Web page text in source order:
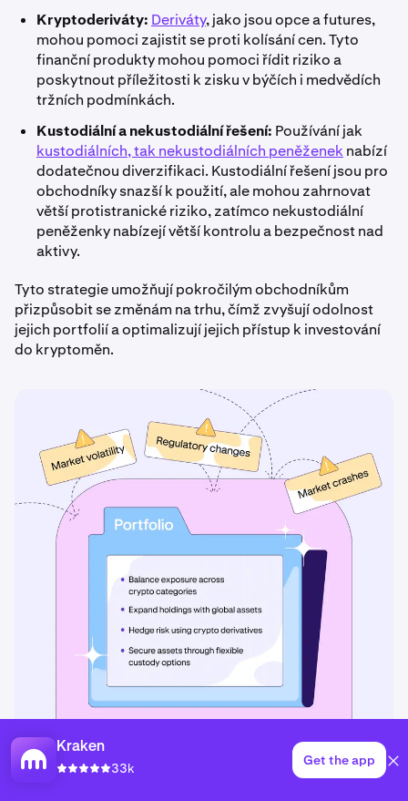
Kraken
33k Get the app
Kryptoderiváty: Deriváty, jako jsou opce a futures,
mohou pomoci zajistit se proti kolísání cen. Tyto
finanční produkty mohou pomoci řídit riziko a
poskytnout příležitosti k zisku v býčích i medvědích
tržních podmínkách.
Kustodiální a nekustodiální řešení: Používání jak
kustodiálních, tak nekustodiálních peněženek nabízí
dodatečnou diverzifikaci. Kustodiální řešení jsou pro
obchodníky snazší k použití, ale mohou zahrnovat
větší protistranické riziko, zatímco nekustodiální
peněženky nabízejí větší kontrolu a bezpečnost nad
aktivy.
Tyto strategie umožňují pokročilým obchodníkům
přizpůsobit se změnám na trhu, čímž zvyšují odolnost
jejich portfolií a optimalizují jejich přístup k investování
do kryptoměn.